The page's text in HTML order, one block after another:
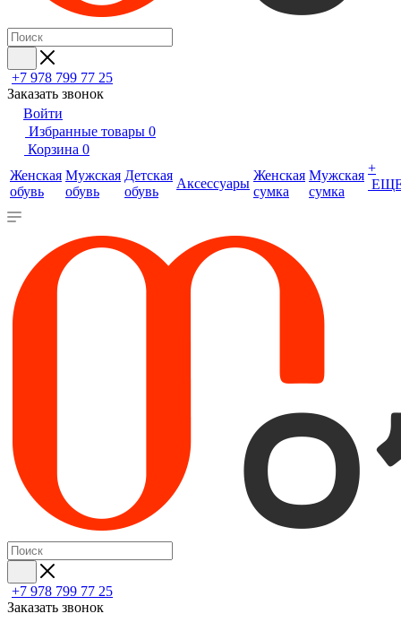
+7 978 799 77 25
Заказать звонок
Войти
Избранные товары 0
Корзина 0
Женская
обувь
Мужская
обувь
Детская
обувь
Аксессуары
Женская
сумка
Мужская
сумка
+
+7 978 799 77 25
Заказать звонок